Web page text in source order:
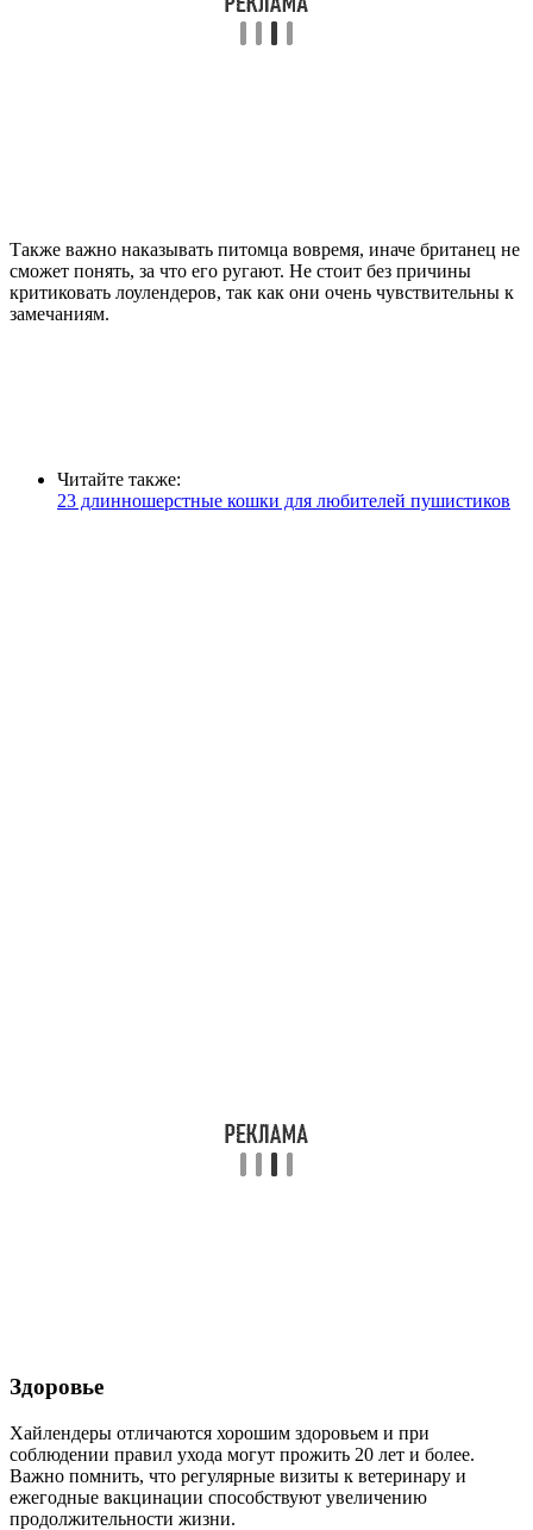
Также важно наказывать питомца вовремя, иначе британец не
сможет понять, за что его ругают. Не стоит без причины
критиковать лоулендеров, так как они очень чувствительны к
замечаниям.
Читайте также:
23 длинношерстные кошки для любителей пушистиков
Здоровье
Хайлендеры отличаются хорошим здоровьем и при
соблюдении правил ухода могут прожить 20 лет и более.
Важно помнить, что регулярные визиты к ветеринару и
ежегодные вакцинации способствуют увеличению
продолжительности жизни.